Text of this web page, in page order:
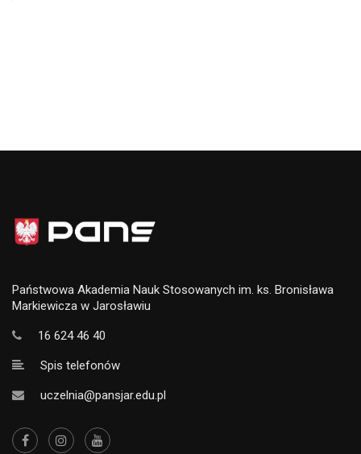
Państwowa Akademia Nauk Stosowanych im. ks. Bronisława
Markiewicza w Jarosławiu
16 624 46 40
Spis telefonów
uczelnia@pansjar.edu.pl